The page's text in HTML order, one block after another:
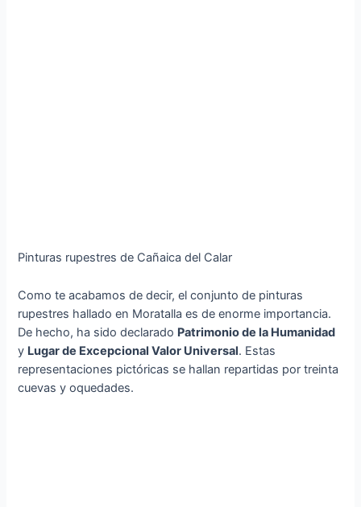
Pinturas rupestres de Cañaica del Calar
Como te acabamos de decir, el conjunto de pinturas
rupestres hallado en Moratalla es de enorme importancia.
De hecho, ha sido declarado Patrimonio de la Humanidad
y Lugar de Excepcional Valor Universal. Estas
representaciones pictóricas se hallan repartidas por treinta
cuevas y oquedades.